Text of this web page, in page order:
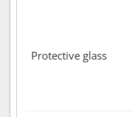
Protective glass